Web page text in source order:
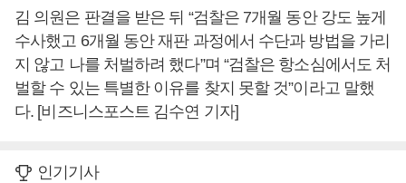
김 의원은 판결을 받은 뒤 “검찰은 7개월 동안 강도 높게
수사했고 6개월 동안 재판 과정에서 수단과 방법을 가리
지 않고 나를 처벌하려 했다”며 “검찰은 항소심에서도 처
벌할 수 있는 특별한 이유를 찾지 못할 것”이라고 말했
다. [비즈니스포스트 김수연 기자]
인기기사